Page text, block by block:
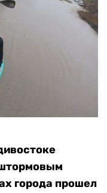
города прошел